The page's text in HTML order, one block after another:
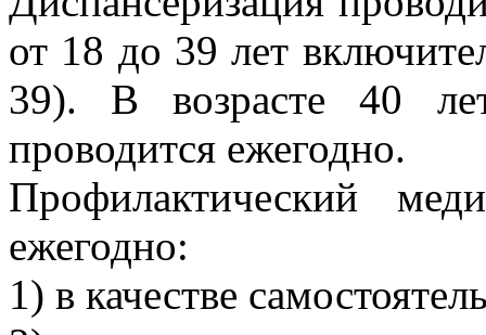
от 18 до 39 лет
39). В возрасте 40
проводится ежегодно.
Профилактический
ежегодно:
1) в качестве